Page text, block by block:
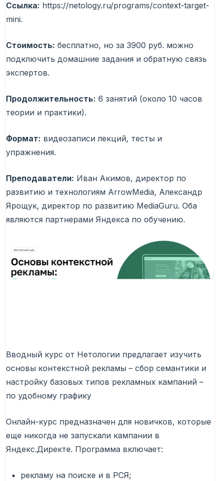
Ссылка: https://netology.ru/programs/context-target-
mini.
Стоимость: бесплатно, но за 3900 руб. можно
подключить домашние задания и обратную связь
экспертов.
Продолжительность: 6 занятий (около 10 часов
теории и практики).
Формат: видеозаписи лекций, тесты и
упражнения.
Преподаватели: Иван Акимов, директор по
развитию и технологиям ArrowMedia, Александр
Ярощук, директор по развитию MediaGuru. Оба
являются партнерами Яндекса по обучению.
Вводный курс от Нетологии предлагает изучить
основы контекстной рекламы – сбор семантики и
настройку базовых типов рекламных кампаний –
по удобному графику
Онлайн-курс предназначен для новичков, которые
еще никогда не запускали кампании в
Яндекс.Директе. Программа включает:
рекламу на поиске и в РСЯ;